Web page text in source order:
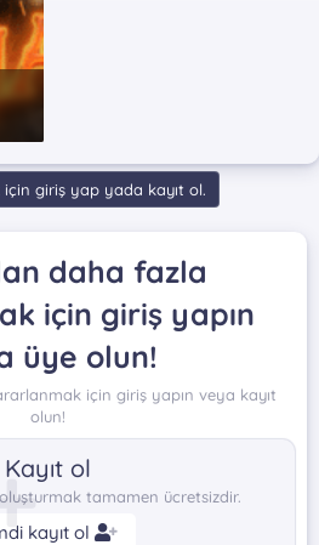
giriş yap yada kayıt ol.
daha fazla
için giriş yapın
üye olun!
için giriş yapın veya kayıt
olun!
Kayıt ol
tamamen ücretsizdir.
kayıt ol